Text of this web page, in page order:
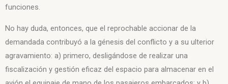
funciones.
No hay duda, entonces, que el reprochable accionar de la
demandada contribuyó a la génesis del conflicto y a su ulterior
agravamiento: a) primero, desligándose de realizar una
fiscalización y gestión eficaz del espacio para almacenar en el